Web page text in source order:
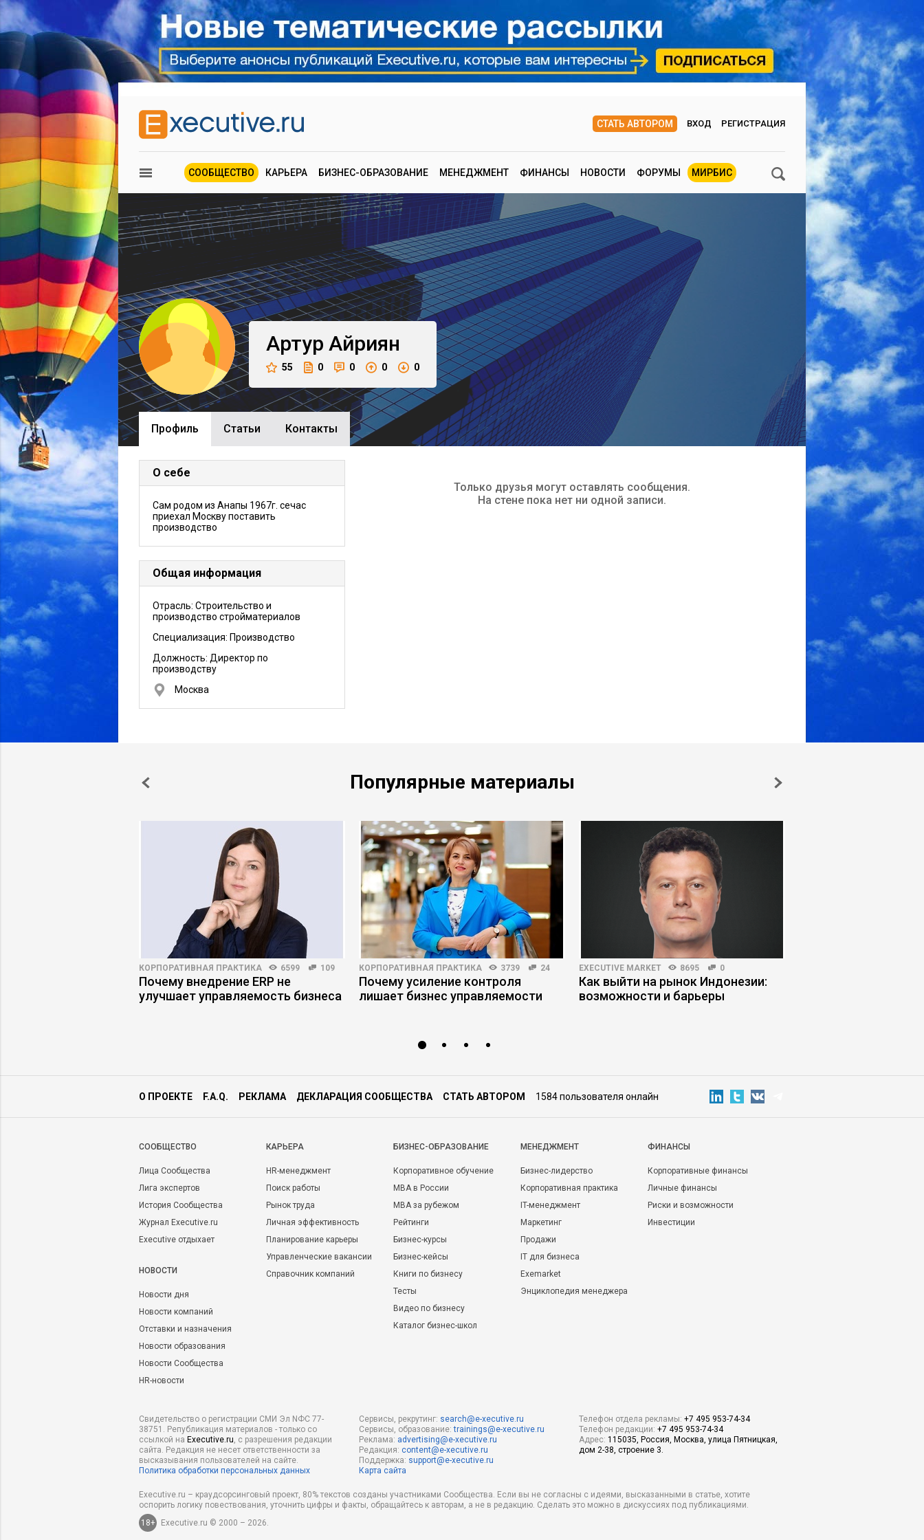
СТАТЬ АВТОРОМ ВХОД РЕГИСТРАЦИЯ
СООБЩЕСТВО КАРЬЕРА БИЗНЕС-ОБРАЗОВАНИЕ МЕНЕДЖМЕНТ ФИНАНСЫ НОВОСТИ ФОРУМЫ МИРБИС
Артур Айриян
55 0 0 0 0
Профиль Cтатьи Контакты
О себе
Сам родом из Анапы 1967г. сечас
приехал Москву поставить
производство
Общая информация
Отрасль: Строительство и
производство стройматериалов
Специализация: Производство
Должность: Директор по
производству
Москва
Только друзья могут оставлять сообщения.
На стене пока нет ни одной записи.
Популярные материалы
КОРПОРАТИВНАЯ ПРАКТИКА 6599 109
Почему внедрение ERP не
улучшает управляемость бизнеса
КОРПОРАТИВНАЯ ПРАКТИКА 3739 24
Почему усиление контроля
лишает бизнес управляемости
EXECUTIVE MARKET 8695 0
Как выйти на рынок Индонезии:
возможности и барьеры
О ПРОЕКТЕ F.A.Q. РЕКЛАМА ДЕКЛАРАЦИЯ СООБЩЕСТВА СТАТЬ АВТОРОМ 1584 пользователя онлайн
CООБЩЕСТВО
Лица Сообщества
Лига экспертов
История Сообщества
Журнал Executive.ru
Executive отдыхает
НОВОСТИ
Новости дня
Новости компаний
Отставки и назначения
Новости образования
Новости Сообщества
HR-новости
КАРЬЕРА
HR-менеджмент
Поиск работы
Рынок труда
Личная эффективность
Планирование карьеры
Управленческие вакансии
Справочник компаний
БИЗНЕС-ОБРАЗОВАНИЕ
Корпоративное обучение
MBA в России
MBA за рубежом
Рейтинги
Бизнес-курсы
Бизнес-кейсы
Книги по бизнесу
Тесты
Видео по бизнесу
Каталог бизнес-школ
МЕНЕДЖМЕНТ
Бизнес-лидерство
Корпоративная практика
IT-менеджмент
Маркетинг
Продажи
IT для бизнеса
Exemarket
Энциклопедия менеджера
ФИНАНСЫ
Корпоративные финансы
Личные финансы
Риски и возможности
Инвестиции
Свидетельство о регистрации СМИ Эл NФС 77-
38751. Републикация материалов - только со
ссылкой на Executive.ru, с разрешения редакции
сайта. Редакция не несет ответственности за
высказывания пользователей на сайте.
Политика обработки персональных данных
Сервисы, рекрутинг: search@e-xecutive.ru
Сервисы, образование:trainings@e-xecutive.ru
Реклама: advertising@e-xecutive.ru
Редакция: content@e-xecutive.ru
Поддержка: support@e-xecutive.ru
Карта сайта
Телефон отдела рекламы: +7 495 953-74-34
Телефон редакции: +7 495 953-74-34
Адрес: 115035, Россия, Москва, улица Пятницкая,
дом 2-38, строение 3.
Executive.ru – краудсорсинговый проект, 80% текстов созданы участниками Сообщества. Если вы не согласны с идеями, высказанными в статье, хотите
оспорить логику повествования, уточнить цифры и факты, обращайтесь к авторам, а не в редакцию. Сделать это можно в дискуссиях под публикациями.
18+
Executive.ru © 2000 – 2026.